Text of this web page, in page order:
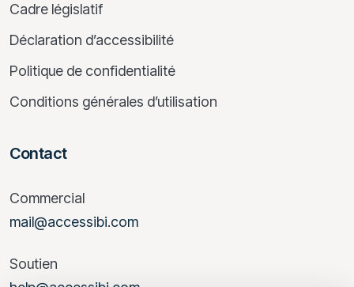
Cadre législatif
Déclaration d’accessibilité
Politique de confidentialité
Conditions générales d’utilisation
Contact
Commercial
mail@accessibi.com
Soutien